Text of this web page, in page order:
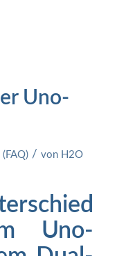
Uno-
(FAQ) / von H2O
Uno-